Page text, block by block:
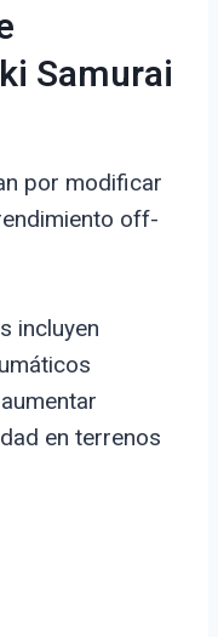
Samurai
por modificar
off-
incluyen
en terrenos